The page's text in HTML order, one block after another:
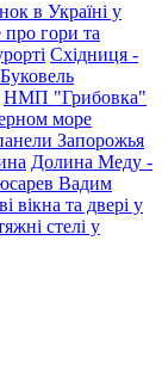
в Україні у
гори та
Східниця -
Буковель
НМП "Грибовка"
море
Запорожья
Долина Меду -
Вадим
вікна та двері у
стелі у